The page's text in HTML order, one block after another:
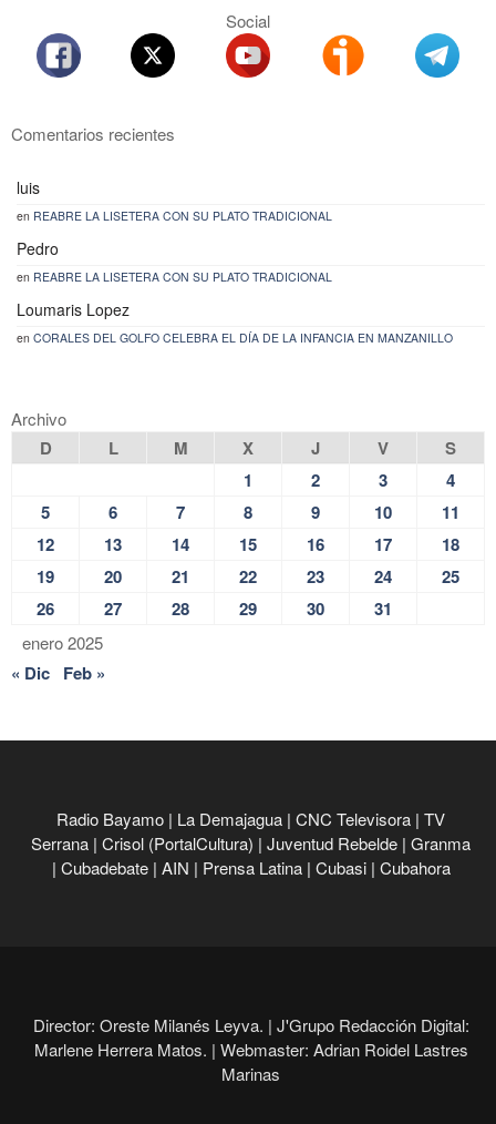
Social
Comentarios recientes
luis
en REABRE LA LISETERA CON SU PLATO TRADICIONAL
Pedro
en REABRE LA LISETERA CON SU PLATO TRADICIONAL
Loumaris Lopez
en CORALES DEL GOLFO CELEBRA EL DÍA DE LA INFANCIA EN MANZANILLO
Archivo
enero 2025
D L M X J V
S
1
2 3
4
5
6 7 8 9 10
11
12
13 14 15 16 17
18
19
20 21 22 23 24
25
26
27 28 29 30 31
« Dic Feb »
Radio Bayamo | La Demajagua | CNC Televisora | TV
Serrana | Crisol (PortalCultura) | Juventud Rebelde | Granma
| Cubadebate | AIN | Prensa Latina | Cubasi | Cubahora
Director: Oreste Milanés Leyva. | J'Grupo Redacción Digital:
Marlene Herrera Matos. | Webmaster: Adrian Roidel Lastres
Marinas